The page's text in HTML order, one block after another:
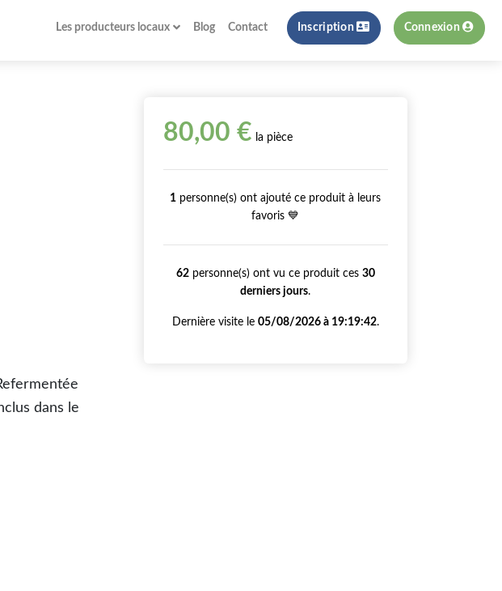
Les producteurs locaux Blog Contact Inscription Connexion
dans le
80,00 € la pièce
1 personne(s) ont ajouté ce produit à leurs
favoris 💙
62personne(s) ont vu ce produit ces 30
derniers jours.
Dernière visite le 05/08/2026 à 19:19:42.